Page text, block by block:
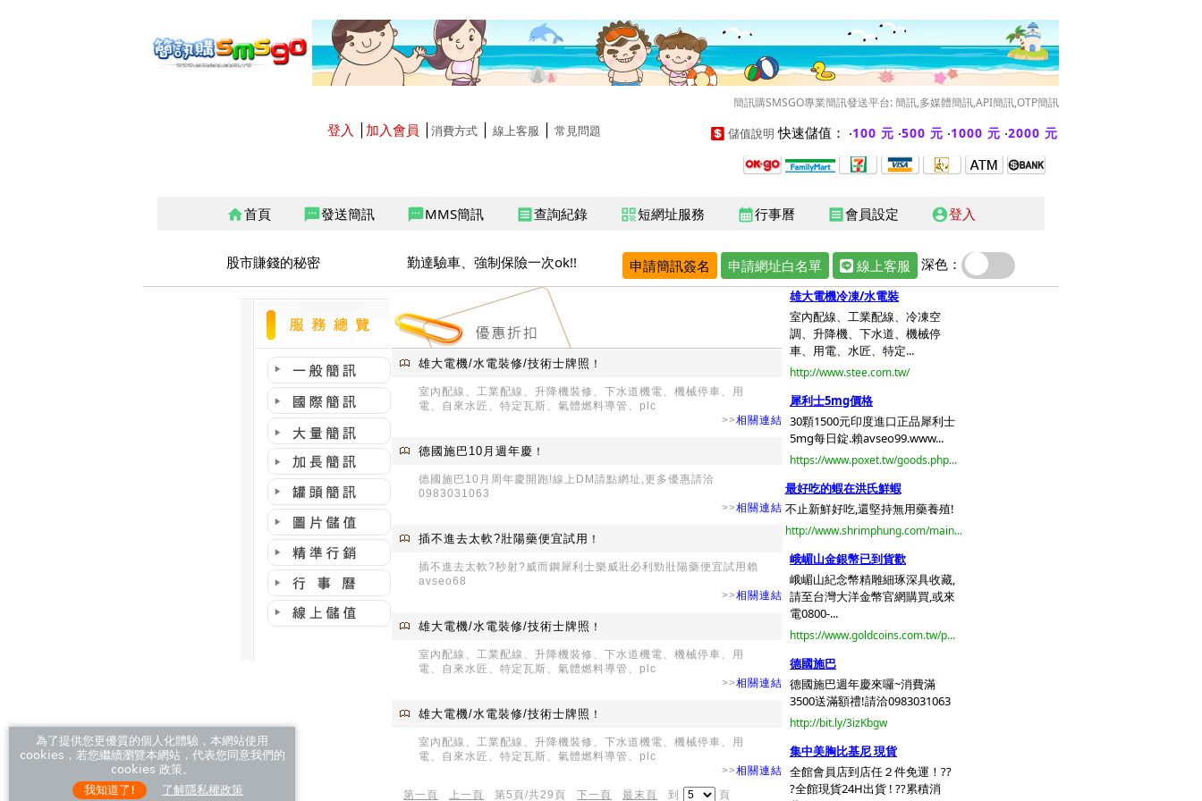
簡訊購SMSGO專業簡訊發送平台: 簡訊,多媒體簡訊,API簡訊,OTP簡訊
登入 加入會員 消費方式 線上客服 常見問題 儲值說明 快速儲值： ‧100 元 ‧500 元 ‧1000 元 ‧2000 元
home首頁 sms發送簡訊 smsMMS簡訊 receipt 查詢紀錄 qr_code短網址服務 calendar_month行事曆 receipt 會員設定 account_circle登入
股市賺錢的秘密 勤達驗車、強制保險一次ok!! 申請簡訊簽名 申請網址白名單 線上客服 深色：
雄大電機/水電裝修/技術士牌照 ！
室內配線、工業配線、升降機裝修、下水道機電、機械停車、用
電、自來水匠、特定瓦斯、氣體燃料導管、plc
>>相關連結
德國施巴10月週年慶 ！
德國施巴10月周年慶開跑!線上DM請點網址,更多優惠請洽
0983031063
>>相關連結
插不進去太軟?壯陽藥便宜試用 ！
插不進去太軟?秒射?威而鋼犀利士樂威壯必利勁壯陽藥便宜試用賴
avseo68
>>相關連結
雄大電機/水電裝修/技術士牌照 ！
室內配線、工業配線、升降機裝修、下水道機電、機械停車、用
電、自來水匠、特定瓦斯、氣體燃料導管、plc
>>相關連結
雄大電機/水電裝修/技術士牌照 ！
室內配線、工業配線、升降機裝修、下水道機電、機械停車、用
電、自來水匠、特定瓦斯、氣體燃料導管、plc
>>相關連結
第一頁
上一頁 第5頁/共29頁 下一頁 最末頁 到 頁
雄大電機冷凍/水電裝
室內配線、工業配線、冷凍空
調、升降機、下水道、機械停
車、用電、水匠、特定...
http://www.stee.com.tw/
犀利士5mg價格
30顆1500元印度進口正品犀利士
5mg每日錠.賴avseo99.www...
https://www.poxet.tw/goods.php...
最好吃的蝦在洪氏鮮蝦
不止新鮮好吃,還堅持無用藥養殖!
http://www.shrimphung.com/main...
峨嵋山金銀幣已到貨歡
峨嵋山紀念幣精雕細琢深具收藏,
請至台灣大洋金幣官網購買,或來
電0800-...
https://www.goldcoins.com.tw/p...
德國施巴
德國施巴週年慶來囉~消費滿
3500送滿額禮!請洽0983031063
http://bit.ly/3izKbgw
集中美胸比基尼 現貨
全館會員店到店任２件免運！??
?全館現貨24H出貨 ! ??累積消
為了提供您更優質的個人化體驗，本網站使用
cookies，若您繼續瀏覽本網站，代表您同意我們的
cookies 政策。
我知道了!
了解隱私權政策